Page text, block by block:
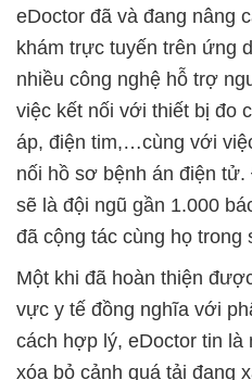
eDoctor đã và đang nâng
khám trực tuyến trên ứng
nhiều công nghệ hỗ trợ
việc kết nối với thiết bị đo
áp, điện tim,…cùng với
nối hồ sơ bệnh án điện
sẽ là đội ngũ gần 1.000
đã cộng tác cùng họ trong
Một khi đã hoàn thiện
vực y tế đồng nghĩa với
cách hợp lý, eDoctor tin là
xóa bỏ cảnh quá tải đang